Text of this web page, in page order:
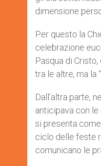
dimensione
Per questo la
celebrazione
Pasqua di
tra le altre, ma la
Dall’altra parte,
anticipava con le
si presenta
ciclo delle feste
comunicano le